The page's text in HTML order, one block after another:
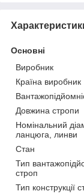
Основні
Виробник
Країна виробник
Довжина стропи
Номінальний
ланцюга, линви
Стан
Тип
строп
Тип конструкції